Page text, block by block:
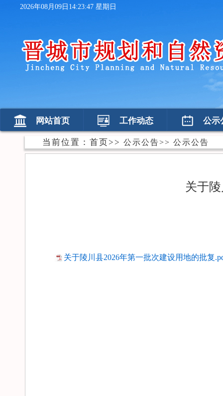
2026年08月09日14:23:48 星期日
网站首页 工作动态 公示
当前位置： 首页>> 公示公告>> 公示公告
关于
关于陵川县2026年第一批次建设用地的批复